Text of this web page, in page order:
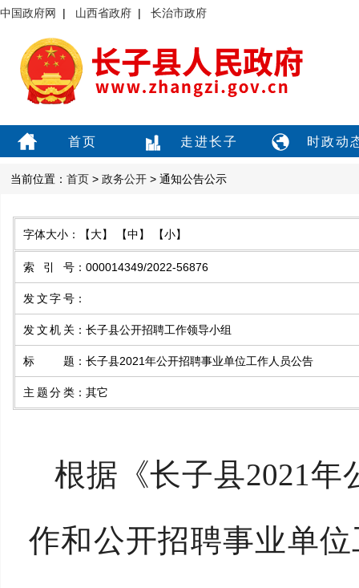
中国政府网 | 山西省政府 | 长治市政府
首页 走进长子 时政动
当前位置： 首页 > 政务公开 > 通知公告公示
字体大小： 【大】 【中】 【小】
索引号 ： 000014349/2022-56876
发文字号 ：
发文机关 ： 长子县公开招聘工作领导小组
标题 ： 长子县2021年公开招聘事业单位工作人员公告
主题分类 ： 其它
根据《长子县2021
作和公开招聘事业单